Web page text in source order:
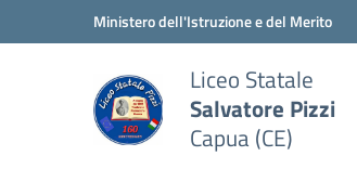
Vai ai contenuti
Vai al menu di navigazioneMinistero dell'Istruzione e del Merito
Liceo Statale
Salvatore Pizzi
Capua (CE)